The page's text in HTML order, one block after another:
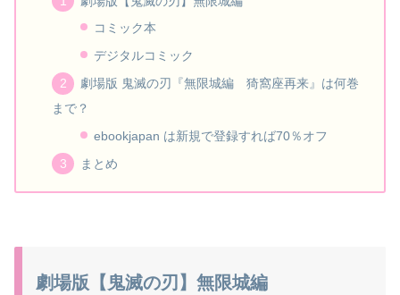
コミック本
デジタルコミック
劇場版 鬼滅の刃『無限城編 猗窩座再来』は何巻
まで？
ebookjapan は新規で登録すれば70％オフ
まとめ
劇場版【鬼滅の刃】無限城編